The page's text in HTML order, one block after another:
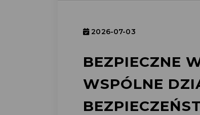
2026-07-03
BEZPIECZNE
WSPÓLNE